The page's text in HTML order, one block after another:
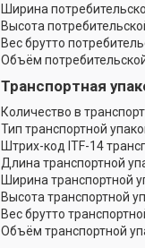
Ширина
Высота
Вес брутто
Объём
Транспортная
Количество в
Тип транспортной
Штрих-код ITF-14
Длина транспортной
Ширина транспортной
Высота транспортной
Вес брутто
Объём транспортной